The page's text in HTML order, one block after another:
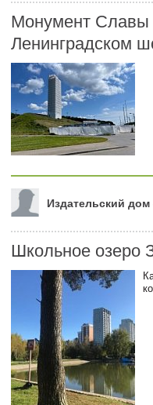
Монумент
Ленинградском
Издательский дом
Школьное озеро